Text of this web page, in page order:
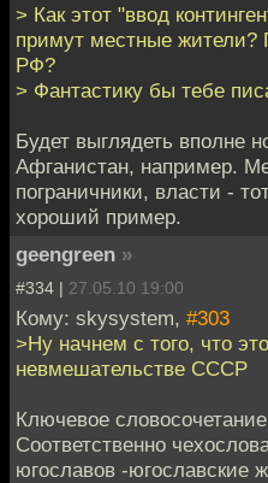
> Как этот "ввод
примут местные жители?
РФ?
> Фантастику бы тебе
Будет выглядеть вполне
Афганистан, например.
пограничники, власти -
хороший пример.
geengreen »
#334 | 27.05.10 19:00
Кому: skysystem, #303
>Ну начнем с того, что
невмешательстве СССР
Ключевое
Соответственно
югославов -югославские